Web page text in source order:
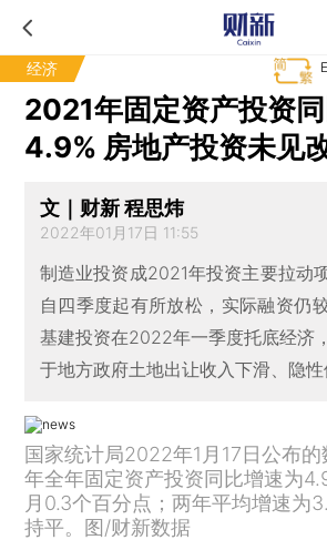
经济
2021年固定资产投资
4.9% 房地产投资未见
文｜财新 程思炜
2022年01月17日 11:55
制造业投资成2021年投资主要拉动
自四季度起有所放松，实际融资仍
基建投资在2022年一季度托底经济
于地方政府土地出让收入下滑、隐
国家统计局2022年1月17日公布
年全年固定资产投资同比增速为
月0.3个百分点；两年平均增速为
持平。图/财新数据